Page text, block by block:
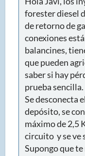
forester diesel
de retorno de
conexiones
balancines,
que pueden
saber si hay
prueba sencilla.
Se desconecta
depósito, se
máximo de 2,5
circuito y se ve
Supongo que